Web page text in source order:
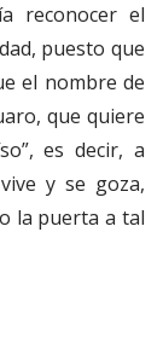
reconocer el
puesto que
el nombre de
que quiere
es decir, a
y se goza,
la puerta a tal